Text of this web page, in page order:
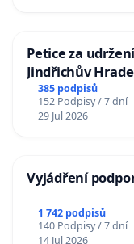
Petice za
Jindřichův
385 podpisů
152 Podpisy / 7 dní
29 Jul 2026
Vyjádření
1 742 podpisů
140 Podpisy / 7 dní
14 Jul 2026